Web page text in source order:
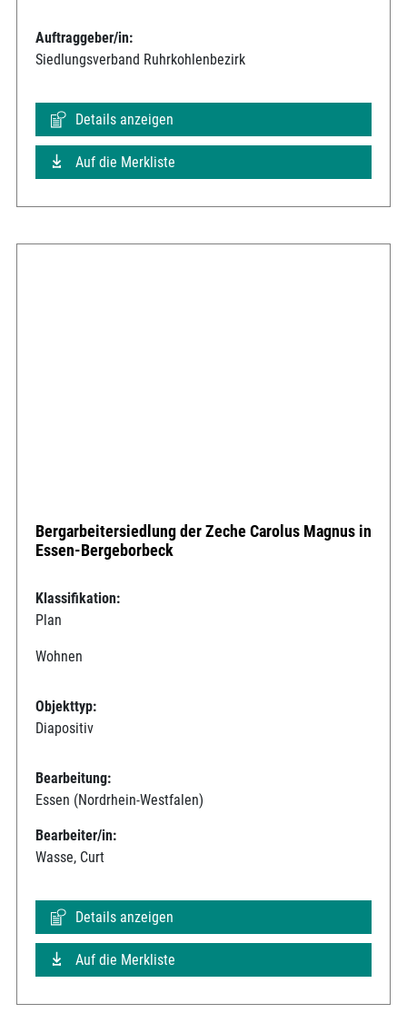
Auftraggeber/in:
Siedlungsverband Ruhrkohlenbezirk
Details anzeigen
Auf die Merkliste
Bergarbeitersiedlung der Zeche Carolus Magnus in
Essen-Bergeborbeck
Klassifikation:
Plan
Wohnen
Objekttyp:
Diapositiv
Bearbeitung:
Essen (Nordrhein-Westfalen)
Bearbeiter/in:
Wasse, Curt
Details anzeigen
Auf die Merkliste